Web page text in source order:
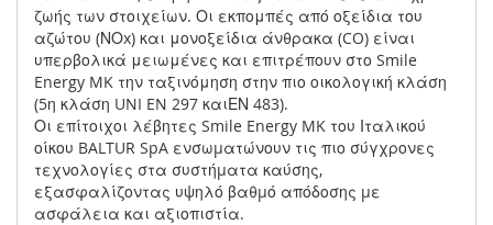
ζωής των στοιχείων. Οι εκπομπές από οξείδια του
αζώτου (ΝΟx) και μονοξείδια άνθρακα (CO) είναι
υπερβολικά μειωμένες και επιτρέπουν στο Smile
Energy MK την ταξινόμηση στην πιο οικολογική κλάση
(5η κλάση UNI EN 297 καιΕΝ 483).
Οι επίτοιχοι λέβητες Smile Energy MK του Ιταλικού
οίκου BALTUR SpA ενσωµατώνουν τις πιο σύγχρονες
τεχνολογίες στα συστήµατα καύσης,
εξασφαλίζοντας υψηλό βαθµό απόδοσης µε
ασφάλεια και αξιοπιστία.